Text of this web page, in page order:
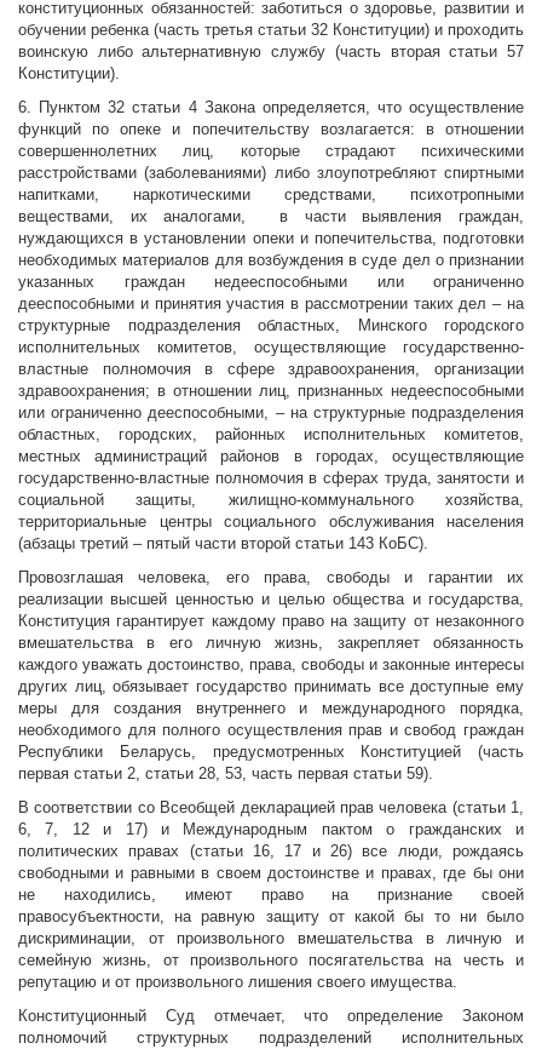
конституционных обязанностей: заботиться о здоровье, развитии и
обучении ребенка (часть третья статьи 32 Конституции) и проходить
воинскую либо альтернативную службу (часть вторая статьи 57
Конституции).
6. Пунктом 32 статьи 4 Закона определяется, что осуществление
функций по опеке и попечительству возлагается: в отношении
совершеннолетних лиц, которые страдают психическими
расстройствами (заболеваниями) либо злоупотребляют спиртными
напитками, наркотическими средствами, психотропными
веществами, их аналогами, в части выявления граждан,
нуждающихся в установлении опеки и попечительства, подготовки
необходимых материалов для возбуждения в суде дел о признании
указанных граждан недееспособными или ограниченно
дееспособными и принятия участия в рассмотрении таких дел – на
структурные подразделения областных, Минского городского
исполнительных комитетов, осуществляющие государственно-
властные полномочия в сфере здравоохранения, организации
здравоохранения; в отношении лиц, признанных недееспособными
или ограниченно дееспособными, – на структурные подразделения
областных, городских, районных исполнительных комитетов,
местных администраций районов в городах, осуществляющие
государственно-властные полномочия в сферах труда, занятости и
социальной защиты, жилищно-коммунального хозяйства,
территориальные центры социального обслуживания населения
(абзацы третий – пятый части второй статьи 143 КоБС).
Провозглашая человека, его права, свободы и гарантии их
реализации высшей ценностью и целью общества и государства,
Конституция гарантирует каждому право на защиту от незаконного
вмешательства в его личную жизнь, закрепляет обязанность
каждого уважать достоинство, права, свободы и законные интересы
других лиц, обязывает государство принимать все доступные ему
меры для создания внутреннего и международного порядка,
необходимого для полного осуществления прав и свобод граждан
Республики Беларусь, предусмотренных Конституцией (часть
первая статьи 2, статьи 28, 53, часть первая статьи 59).
В соответствии со Всеобщей декларацией прав человека (статьи 1,
6, 7, 12 и 17) и Международным пактом о гражданских и
политических правах (статьи 16, 17 и 26) все люди, рождаясь
свободными и равными в своем достоинстве и правах, где бы они
не находились, имеют право на признание своей
правосубъектности, на равную защиту от какой бы то ни было
дискриминации, от произвольного вмешательства в личную и
семейную жизнь, от произвольного посягательства на честь и
репутацию и от произвольного лишения своего имущества.
Конституционный Суд отмечает, что определение Законом
полномочий структурных подразделений исполнительных